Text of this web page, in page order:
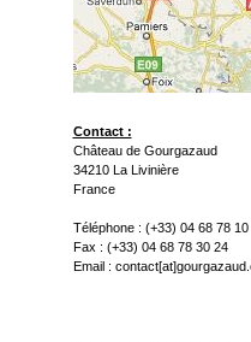
Contact :
Château de Gourgazaud
34210 La Livinière
France
Téléphone : (+33) 04 68 78 10
Fax : (+33) 04 68 78 30 24
Email :